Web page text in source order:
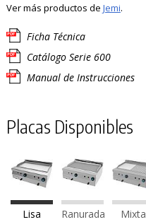
Ver más productos de Jemi.
Ficha Técnica
Catálogo Serie 600
Manual de Instrucciones
Placas Disponibles
Lisa Ranurada Mixta